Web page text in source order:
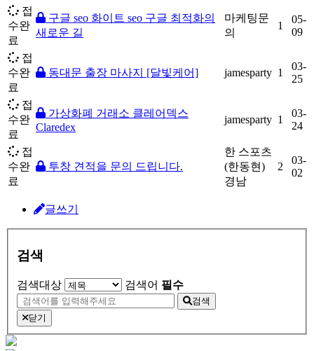
접
수완
료
구글 seo 화이트 seo 구글 최적화의
새로운 길
마케팅문
의
1
05-
09
접
수완
료
동대문 출장 마사지 [달빛케어] jamesparty 1
03-
25
접
수완
료
가상화폐 거래소 클레어덱스
Claredex
jamesparty 1
03-
24
접
수완
료
투창 견적을 문의 드립니다.
한 스포츠
(한동현)
경남
2
03-
02
글쓰기
검색
검색대상 검색어 필수
검색
닫기